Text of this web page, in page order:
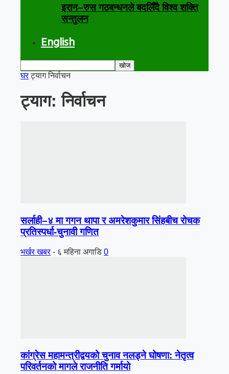
इरान–रुस गठबन्धनले बदलिँदै विश्व शक्ति
सन्तुलन
English
घर ट्याग निर्वाचन
ट्याग: निर्वाचन
सर्लाही–४ मा गगन थापा र अमरेशकुमार सिंहबीच रोचक
प्रतिस्पर्धा-चुनावी गणित
भर्खर खबर - ६ महिना अगाडि 0
कांग्रेस महामन्त्रीद्वयको चुनाव नलड्ने घोषणा: नेतृत्व
परिवर्तनको मागले राजनीति गर्मायो